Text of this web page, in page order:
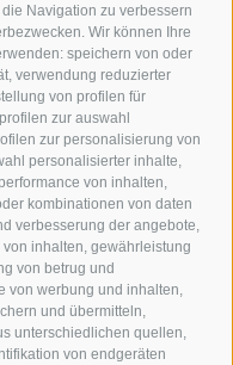
Navigation zu verbessern
Wir können Ihre
speichern von oder
verwendung reduzierter
von profilen für
zur auswahl
zur personalisierung von
personalisierter inhalte,
von inhalten,
kombinationen von daten
verbesserung der angebote,
inhalten, gewährleistung
von betrug und
von werbung und inhalten,
und übermitteln,
unterschiedlichen quellen,
von endgeräten